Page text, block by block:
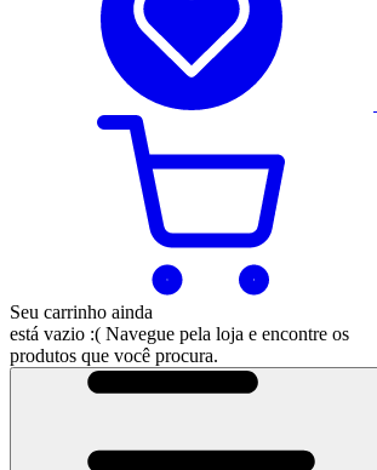
Seu carrinho ainda
está vazio :( Navegue pela loja e encontre os
produtos que você procura.